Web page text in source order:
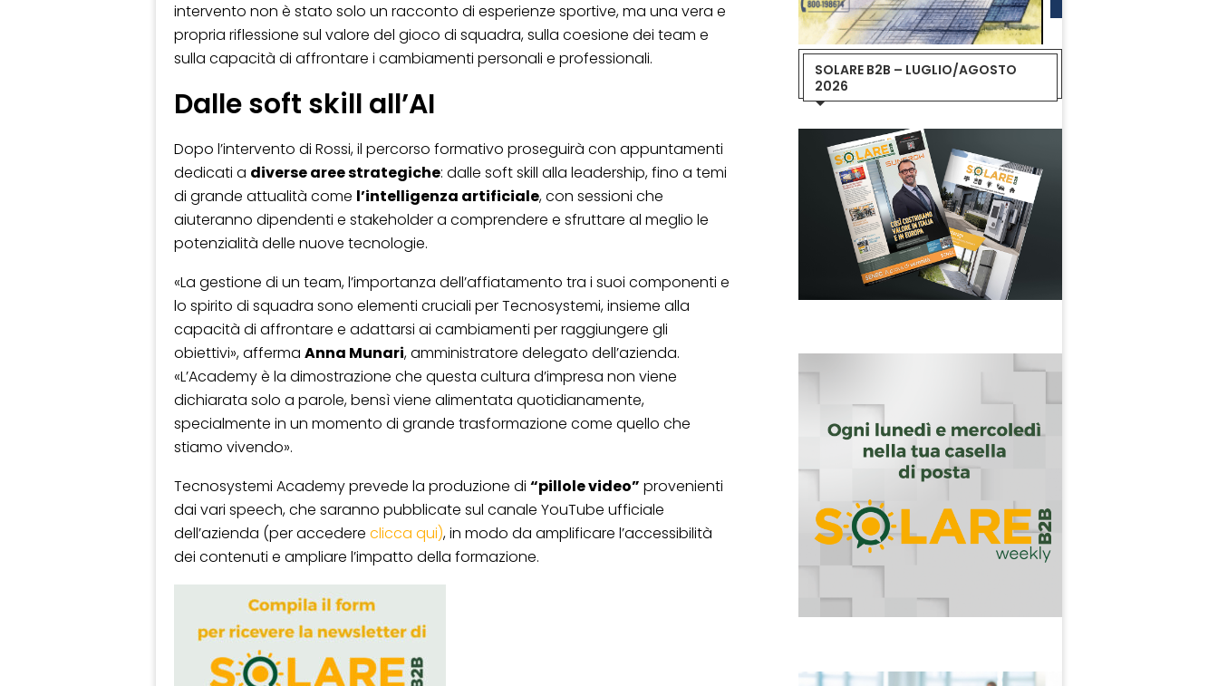
intervento non è stato solo un racconto di esperienze sportive, ma una vera e
propria riflessione sul valore del gioco di squadra, sulla coesione dei team e
sulla capacità di affrontare i cambiamenti personali e professionali.
Dalle soft skill all’AI
Dopo l’intervento di Rossi, il percorso formativo proseguirà con appuntamenti
dedicati a diverse aree strategiche: dalle soft skill alla leadership, fino a temi
di grande attualità come l’intelligenza artificiale, con sessioni che
aiuteranno dipendenti e stakeholder a comprendere e sfruttare al meglio le
potenzialità delle nuove tecnologie.
«La gestione di un team, l’importanza dell’affiatamento tra i suoi componenti e
lo spirito di squadra sono elementi cruciali per Tecnosystemi, insieme alla
capacità di affrontare e adattarsi ai cambiamenti per raggiungere gli
obiettivi», afferma Anna Munari, amministratore delegato dell’azienda.
«L’Academy è la dimostrazione che questa cultura d’impresa non viene
dichiarata solo a parole, bensì viene alimentata quotidianamente,
specialmente in un momento di grande trasformazione come quello che
stiamo vivendo».
Tecnosystemi Academy prevede la produzione di “pillole video” provenienti
dai vari speech, che saranno pubblicate sul canale YouTube ufficiale
dell’azienda (per accedere clicca qui), in modo da amplificare l’accessibilità
dei contenuti e ampliare l’impatto della formazione.
SOLARE B2B – LUGLIO/AGOSTO
2026